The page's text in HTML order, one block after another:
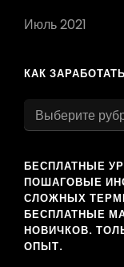
Июль 2021
КАК ЗАРАБОТАТЬ
как
заработать
БЕСПЛАТНЫЕ
ПОШАГОВЫЕ
СЛОЖНЫХ
БЕСПЛАТНЫЕ
НОВИЧКОВ.
ОПЫТ.